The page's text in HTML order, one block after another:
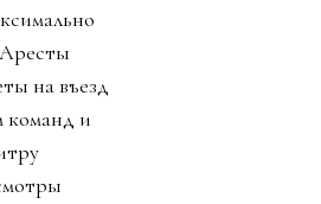
на въезд
команд и